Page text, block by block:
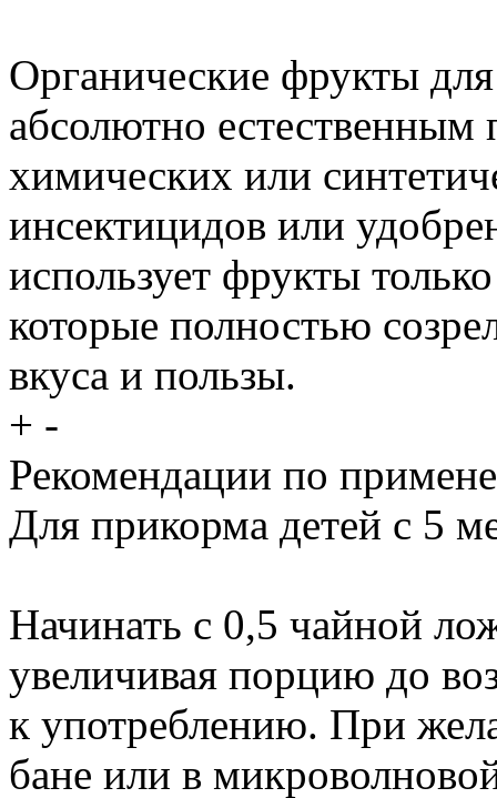
Органические фрукты
абсолютно естественным
химических или
инсектицидов или
использует фрукты
которые полностью
вкуса и пользы.
+ -
Рекомендации по
Для прикорма детей с 5
Начинать с 0,5 чайной
увеличивая порцию до
к употреблению. При
бане или в